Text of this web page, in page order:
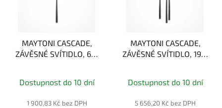
MAYTONI CASCADE,
ZÁVĚSNÉ SVÍTIDLO, 6W
Dostupnost do 10 dní
1 900,83 Kč bez DPH
MAYTONI CASCADE,
ZÁVĚSNÉ SVÍTIDLO, 19W
Dostupnost do 10 dní
5 656,20 Kč bez DPH